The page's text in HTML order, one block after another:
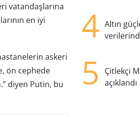
vatandaşlarına
en iyi
askeri
ön cephede
diyen Putin, bu
4 Altın
5
Çitlekçi
açıklandı